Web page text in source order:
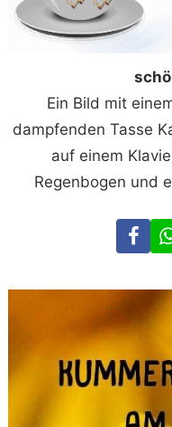
Ein Bild mit
dampfenden Tasse
auf einem
Regenbogen und